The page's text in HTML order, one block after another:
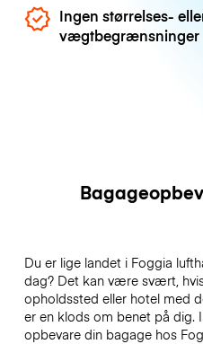
Ingen størrelses-
vægtbegrænsninger
Du er lige landet i Foggia
dag? Det kan være svært,
opholdssted eller hotel med
er en klods om benet på dig.
opbevare din bagage hos